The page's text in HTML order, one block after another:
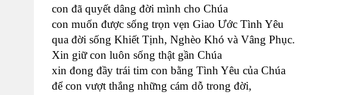
con đã quyết dâng đời mình cho Chúa
con muốn được sống trọn vẹn Giao Ước Tình Yêu
qua đời sống Khiết Tịnh, Nghèo Khó và Vâng Phục.
Xin giữ con luôn sống thật gần Chúa
xin đong đầy trái tim con bằng Tình Yêu của Chúa
để con vượt thắng những cám dỗ trong đời,